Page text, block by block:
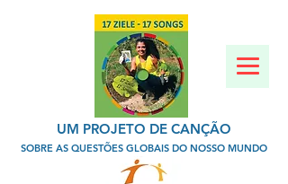
UM PROJETO DE CANÇÃO
SOBRE AS QUESTÕES GLOBAIS DO NOSSO MUNDO